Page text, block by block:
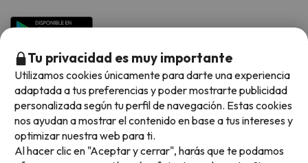
Métodos de pago disponibles
Tu privacidad es muy importante
Utilizamos cookies únicamente para darte una experiencia
adaptada a tus preferencias y poder mostrarte publicidad
personalizada según tu perfil de navegación. Estas cookies
nos ayudan a mostrar el contenido en base a tus intereses y
optimizar nuestra web para ti.
Al hacer clic en "Aceptar y cerrar", harás que te podamos